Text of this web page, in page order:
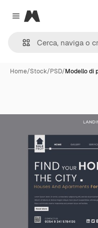
Close menu
Magnific
Home/Stock/PSD/Modello di